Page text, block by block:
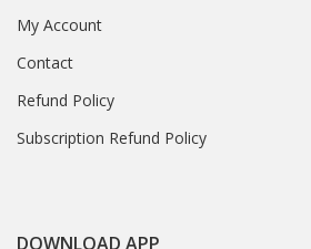
My Account
Contact
Refund Policy
Subscription Refund Policy
DOWNLOAD APP